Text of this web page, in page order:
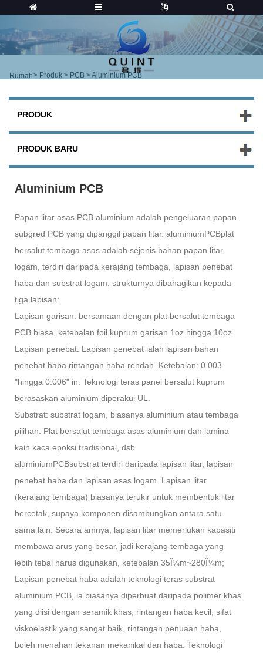
Rumah> Produk > PCB > Aluminium PCB
PRODUK
PRODUK BARU
Aluminium PCB
Papan litar asas PCB aluminium adalah pengeluaran papan
subgred PCB yang dipanggil papan litar. aluminiumPCBplat
bersalut tembaga asas adalah sejenis bahan papan litar
logam, terdiri daripada kerajang tembaga, lapisan penebat
haba dan substrat logam, strukturnya dibahagikan kepada
tiga lapisan:
Lapisan garisan: bersamaan dengan plat bersalut tembaga
PCB biasa, ketebalan foil kuprum garisan 1oz hingga 10oz.
Lapisan penebat: Lapisan penebat ialah lapisan bahan
penebat haba rintangan haba rendah. Ketebalan: 0.003
"hingga 0.006" in. Teknologi teras panel bersalut kuprum
berasaskan aluminium diperakui UL.
Substrat: substrat logam, biasanya aluminium atau tembaga
pilihan. Plat bersalut tembaga asas aluminium dan lamina
kain kaca epoksi tradisional, dsb
aluminiumPCBsubstrat terdiri daripada lapisan litar, lapisan
penebat haba dan lapisan asas logam. Lapisan litar
(kerajang tembaga) biasanya terukir untuk membentuk litar
bercetak, supaya komponen disambungkan antara satu
sama lain. Secara amnya, lapisan litar memerlukan kapasiti
membawa arus yang besar, jadi kerajang tembaga yang
lebih tebal harus digunakan, ketebalan 35Î¼m~280Î¼m;
Lapisan penebat haba adalah teknologi teras substrat
aluminium PCB, ia biasanya diperbuat daripada polimer khas
yang diisi dengan seramik khas, rintangan haba kecil, sifat
viskoelastik yang sangat baik, rintangan penuaan haba,
boleh menahan tekanan mekanikal dan haba. Teknologi